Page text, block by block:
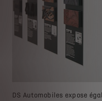
DS Automobiles expose